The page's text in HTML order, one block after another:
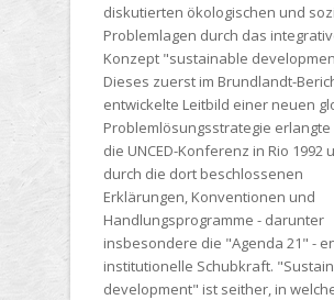
diskutierten ökologischen und
Problemlagen durch das
Konzept "sustainable
Dieses zuerst im Brundlandt-
entwickelte Leitbild einer neuen
Problemlösungsstrategie erlangte
die UNCED-Konferenz in Rio 1992
durch die dort beschlossenen
Erklärungen, Konventionen und
Handlungsprogramme - darunter
insbesondere die "Agenda 21" -
institutionelle Schubkraft.
development" ist seither, in